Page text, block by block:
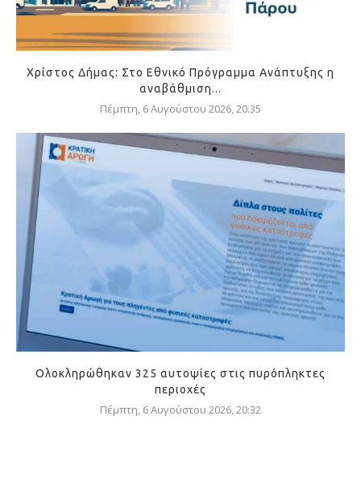
Χρίστος Δήμας: Στο Εθνικό Πρόγραμμα Ανάπτυξης η
αναβάθμιση...
Πέμπτη, 6 Αυγούστου 2026, 20:35
Ολοκληρώθηκαν 325 αυτοψίες στις πυρόπληκτες
περιοχές
Πέμπτη, 6 Αυγούστου 2026, 20:32